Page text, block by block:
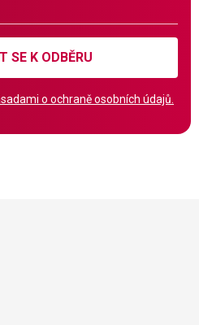
SE K ODBĚRU
o ochraně osobních údajů.